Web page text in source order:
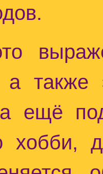
а
ещё
хобби,